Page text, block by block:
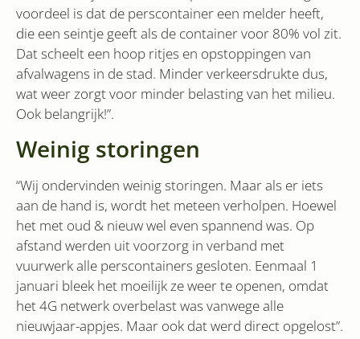
voordeel is dat de perscontainer een melder heeft,
die een seintje geeft als de container voor 80% vol zit.
Dat scheelt een hoop ritjes en opstoppingen van
afvalwagens in de stad. Minder verkeersdrukte dus,
wat weer zorgt voor minder belasting van het milieu.
Ook belangrijk!”.
Weinig storingen
“Wij ondervinden weinig storingen. Maar als er iets
aan de hand is, wordt het meteen verholpen. Hoewel
het met oud & nieuw wel even spannend was. Op
afstand werden uit voorzorg in verband met
vuurwerk alle perscontainers gesloten. Eenmaal 1
januari bleek het moeilijk ze weer te openen, omdat
het 4G netwerk overbelast was vanwege alle
nieuwjaar-appjes. Maar ook dat werd direct opgelost”.
belangrijke update
is van de meer
algemeen
gebruikte
analyseservice van
Google. Deze
cookie wordt
gebruikt om
unieke gebruikers
in elk
een site en wordt
bezoekers-, sessie-
en
te berekenen voor
de
analyserapporten
van de site.
Google
LLC
1 dag
Deze cookie wordt
geplaatst door
test_cookie
Google LLC
.doubleclick.net
15 minuten
VISITOR_INFO1_LIVE
het kan
of de
de
YSC
Google LLC
.youtube.com
Sessie
door
te